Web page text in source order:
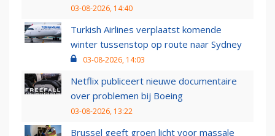
03-08-2026, 14:40
Turkish Airlines verplaatst komende
winter tussenstop op route naar Sydney
03-08-2026, 14:03
Netflix publiceert nieuwe documentaire
over problemen bij Boeing
03-08-2026, 13:22
Brussel geeft groen licht voor massale